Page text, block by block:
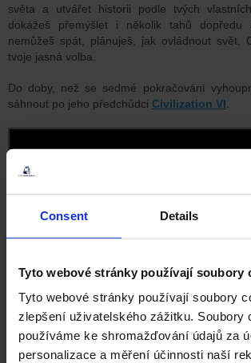
Consent Details
Tyto webové stránky používají soubory
Tyto webové stránky používají soubory
zlepšení uživatelského zážitku. Soubory
používáme ke shromažďování údajů za
personalizace a měření účinnosti naší
světa a utvářet historii podle tvých
dokážeš přemýšlet i několik tahů
nemůžeš spát, plánuješ, jak ovládnout svět,
tvoje jasná volba.
Do doby, než se sedmé pokračování
sáhnout po jeho předchůdci Civilization VI